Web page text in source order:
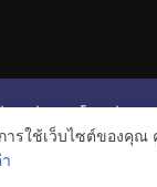
ก รีวิวคอนโด รีวิวทา
หาริมทรัพย์
โปรโมชั่
รใช้เว็บไซต์ของคุณ